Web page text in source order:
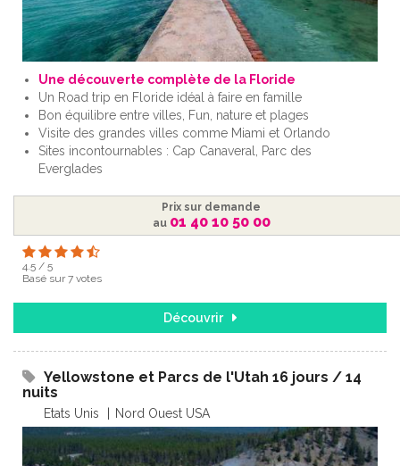
Une découverte complète de la Floride
Un Road trip en Floride idéal à faire en famille
Bon équilibre entre villes, Fun, nature et plages
Visite des grandes villes comme Miami et Orlando
Sites incontournables : Cap Canaveral, Parc des
Everglades
Prix sur demande
au 01 40 10 50 00
4.5 / 5
Basé sur7 votes
Découvrir
Yellowstone et Parcs de l'Utah 16 jours / 14
nuits
Etats Unis Nord Ouest USA